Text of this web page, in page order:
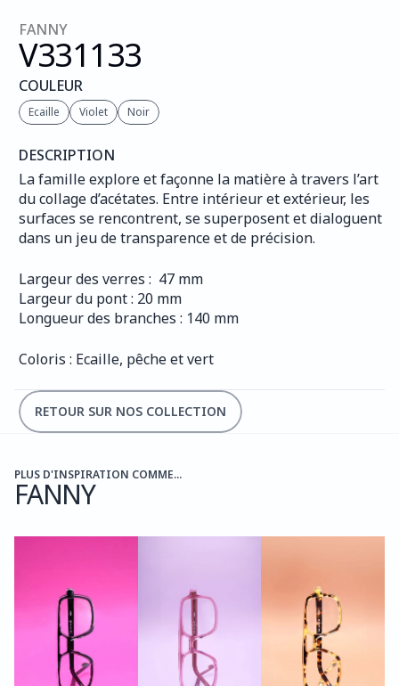
FANNY
V331133
COULEUR
Ecaille Violet Noir
DESCRIPTION
La famille explore et façonne la matière à travers l’art
du collage d’acétates. Entre intérieur et extérieur, les
surfaces se rencontrent, se superposent et dialoguent
dans un jeu de transparence et de précision.
Largeur des verres :  47 mm
Largeur du pont : 20 mm
Longueur des branches : 140 mm
Coloris : Ecaille, pêche et vert
RETOUR SUR NOS COLLECTION
PLUS D'INSPIRATION COMME...
FANNY